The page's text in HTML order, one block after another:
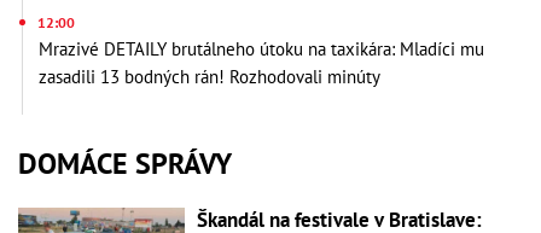
12:00
Mrazivé DETAILY brutálneho útoku na taxikára: Mladíci mu
zasadili 13 bodných rán! Rozhodovali minúty
DOMÁCE SPRÁVY
Škandál na festivale v Bratislave: